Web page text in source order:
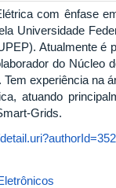
com ênfase
Universidade
Atualmente é
do Núcleo
experiência na
atuando
Grids.